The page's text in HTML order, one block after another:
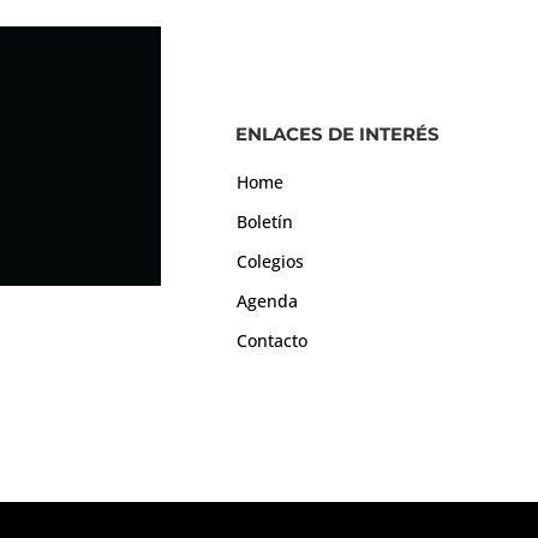
ENLACES DE INTERÉS
Home
Boletín
Colegios
Agenda
Contacto